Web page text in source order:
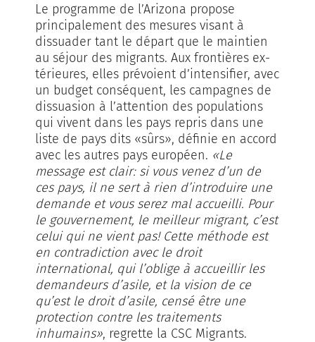
Le programme de l’Arizona propose
principalement des mesures visant à
dissuader tant le départ que le maintien
au séjour des migrants. Aux frontières ex­­
térieures, elles prévoient d’inten­si­fier, avec
un budget conséquent, les campagnes de
dissuasion à l’attention des populations
qui vivent dans les pays repris dans une
liste de pays dits «sûrs», définie en accord
avec les autres pays européen. «Le
message est clair: si vous venez d’un de
ces pays, il ne sert à rien d’introduire une
demande et vous serez mal accueilli. Pour
le gouvernement, le meilleur migrant, c’est
celui qui ne vient pas! Cette méthode est
en contradiction avec le droit
international, qui l’oblige à accueillir les
demandeurs d’asile, et la vision de ce
qu’est le droit d’asile, censé être une
protection contre les traitements
inhumains», regrette la CSC Migrants.